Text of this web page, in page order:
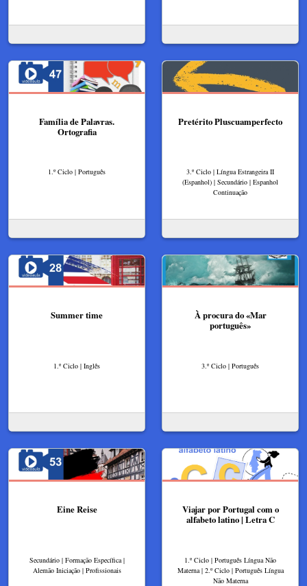
Família de Palavras.
Ortografia
1.º Ciclo | Português
Pretérito Pluscuamperfecto
3.º Ciclo | Língua Estrangeira II
(Espanhol) | Secundário | Espanhol
Continuação
Summer time
1.º Ciclo | Inglês
À procura do «Mar
português»
3.º Ciclo | Português
Eine Reise
Secundário | Formação Específica |
Alemão Iniciação | Profissionais
Viajar por Portugal com o
alfabeto latino | Letra C
1.º Ciclo | Português Língua Não
Materna | 2.º Ciclo | Português Língua
Não Materna